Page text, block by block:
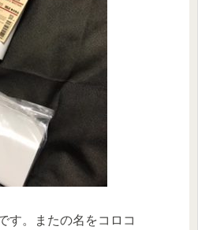
す。またの名をコロコ